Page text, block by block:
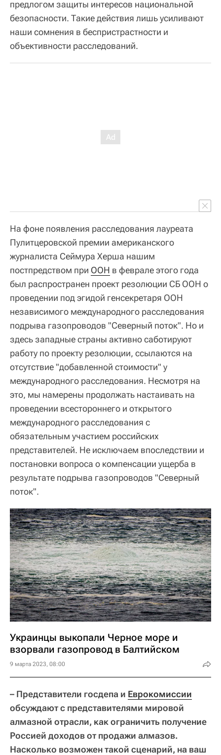
предлогом защиты интересов национальной
безопасности. Такие действия лишь усиливают
наши сомнения в беспристрастности и
объективности расследований.
На фоне появления расследования лауреата
Пулитцеровской премии американского
журналиста Сеймура Херша нашим
постпредством при ООН в феврале этого года
был распространен проект резолюции СБ ООН о
проведении под эгидой генсекретаря ООН
независимого международного расследования
подрыва газопроводов "Северный поток". Но и
здесь западные страны активно саботируют
работу по проекту резолюции, ссылаются на
отсутствие "добавленной стоимости" у
международного расследования. Несмотря на
это, мы намерены продолжать настаивать на
проведении всестороннего и открытого
международного расследования с
обязательным участием российских
представителей. Не исключаем впоследствии и
постановки вопроса о компенсации ущерба в
результате подрыва газопроводов "Северный
поток".
Украинцы выкопали Черное море и
взорвали газопровод в Балтийском
9 марта 2023, 08:00
– Представители госдепа и Еврокомиссии
обсуждают с представителями мировой
алмазной отрасли, как ограничить получение
Россией доходов от продажи алмазов.
Насколько возможен такой сценарий, на ваш